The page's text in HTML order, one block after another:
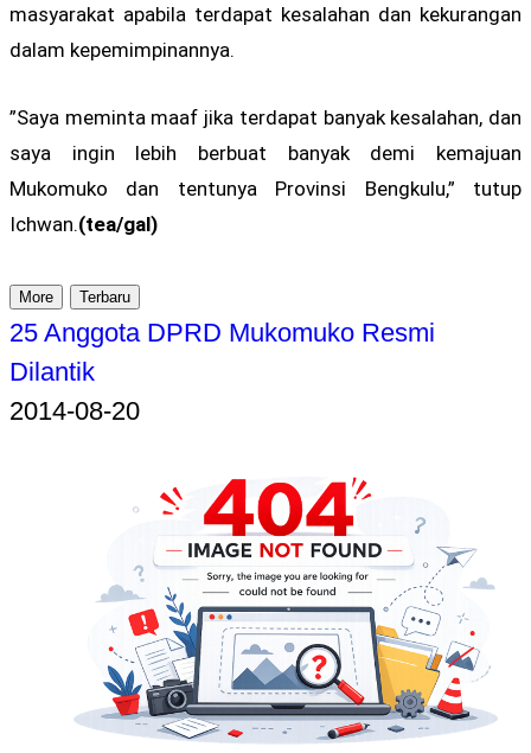
masyarakat apabila terdapat kesalahan dan kekurangan
dalam kepemimpinannya.
”Saya meminta maaf jika terdapat banyak kesalahan, dan
saya ingin lebih berbuat banyak demi kemajuan
Mukomuko dan tentunya Provinsi Bengkulu,” tutup
Ichwan.(tea/gal)
More Terbaru
25 Anggota DPRD Mukomuko Resmi
Dilantik
2014-08-20